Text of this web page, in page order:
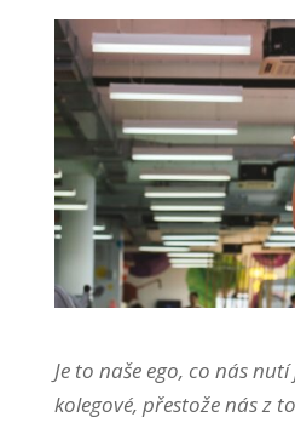
Je to naše ego, co nás
kolegové, přestože nás z